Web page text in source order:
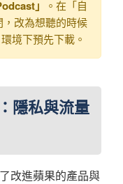
」
。在「自
改為想聽的時候
境下預先下載。
隱私與流量
改進蘋果的產品與